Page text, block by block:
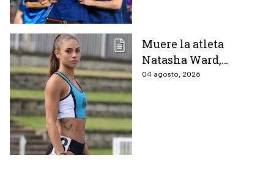
Muere la atleta
Natasha Ward,
promesa del atletismo
04 agosto, 2026